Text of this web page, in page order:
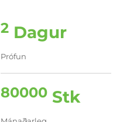
2 Dagur
Prófun
80000 Stk